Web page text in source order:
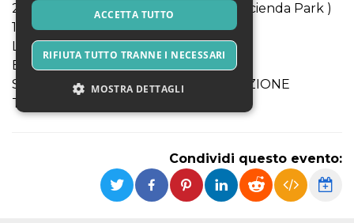
2 ESCURSIONI ( Isola di Saona e La Hacienda Park )
1 Live Concert
LEZIONI DI BALLI CUBANI
ENTRATA AL COCO BONGO SHOW
SERATA DANZANTE ,SHOW E ANIMAZIONE
TRANSFER
Condividi questo evento:
ACCETTA TUTTO
RIFIUTA TUTTO TRANNE I NECESSARI
MOSTRA DETTAGLI
I cookie strettamente necessari o tecnici sono
indispensabili al funzionamento del sito. I
servizi qui presenti non potranno funzionare